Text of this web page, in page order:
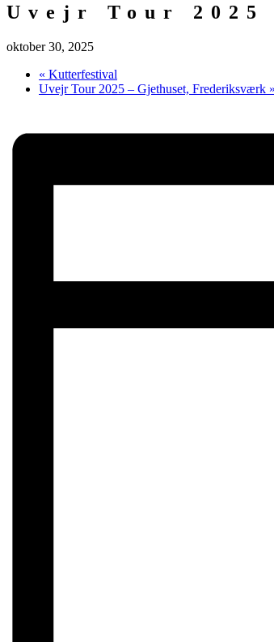
Uvejr Tour 2025
oktober 30, 2025
« Kutterfestival
Uvejr Tour 2025 – Gjethuset, Frederiksværk »